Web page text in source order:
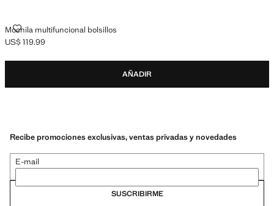
Mochila multifuncional bolsillos
MOCHILA MULTIFUNCIONAL BOLSILLOS
Precio actual [US$ 119.99 ]
US$ 119.99
AÑADIR
Recibe promociones exclusivas, ventas privadas y novedades
E-mail
SUSCRIBIRME